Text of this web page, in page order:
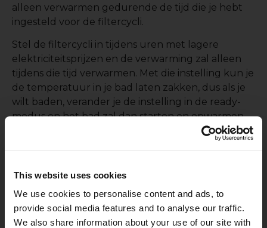
This website uses cookies
We use cookies to personalise content and ads, to
provide social media features and to analyse our traffic.
We also share information about your use of our site with
alleen verwarmen gedurende de tijd die je hebt
ingesteld voor de filtercycli.
Stel de filtercycli in tijdens uren met lagere
elektriciteitsprijzen en de verwarming zal alleen
tijdens die tijd verwarmen. Met die instelling kun je
de temperatuur in je bad laten zakken, dus als je
wilt baden, verander je de instelling in de ready-
modus en het bad zal dan starten en opwarmen
tot de temperatuur die je hebt ingesteld.
Isolatie
Controleer je installatie op eventuele leemtes in de